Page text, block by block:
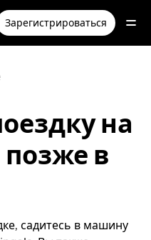
Зарегистрироваться
на
в
садитесь в машину